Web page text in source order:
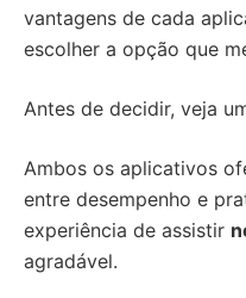
vantagens de cada
escolher a opção que
Antes de decidir, veja
Ambos os aplicativos
entre desempenho e
experiência de assistir
agradável.